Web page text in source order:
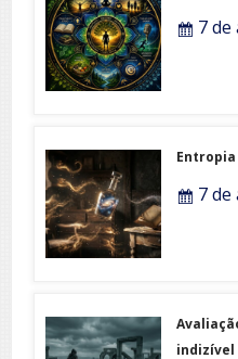
7 de
7 de
indizível